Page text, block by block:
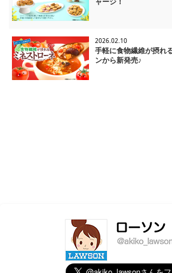
2026.02.10
手軽に食物繊維が摂れ
ンから新発売♪